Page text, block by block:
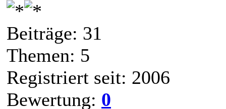
Beiträge: 31
Themen: 5
Registriert seit: 2006
Bewertung: 0